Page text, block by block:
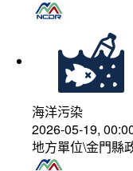
海洋污染
2026-05-19,
地方單位\金門縣